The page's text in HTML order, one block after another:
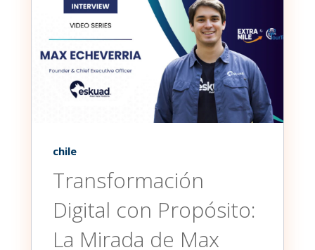
chile
Transformación
Digital con Propósito:
La Mirada de Max